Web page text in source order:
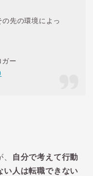
先の環境によっ
ー
自分で考えて行動
い人は転職できない